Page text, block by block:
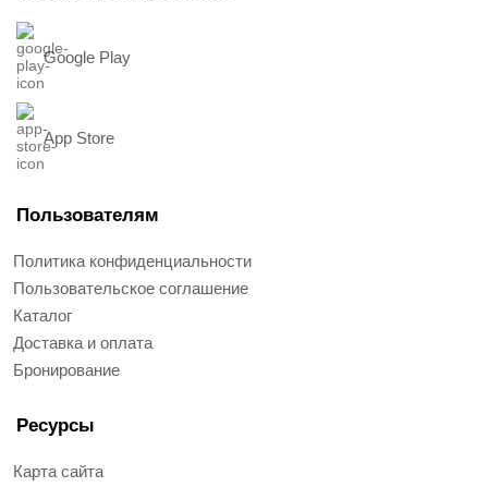
Google Play
App Store
Пользователям
Политика конфиденциальности
Пользовательское соглашение
Каталог
Доставка и оплата
Бронирование
Ресурсы
Карта сайта